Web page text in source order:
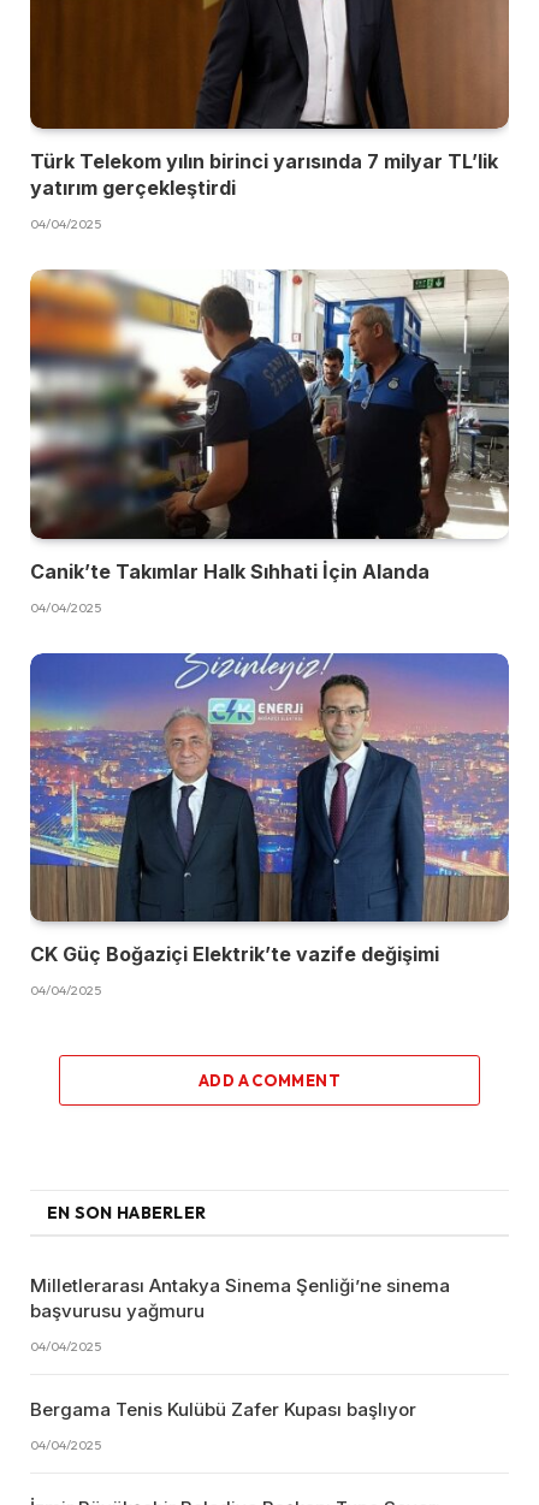
Türk Telekom yılın birinci yarısında 7 milyar TL’lik
yatırım gerçekleştirdi
04/04/2025
Canik’te Takımlar Halk Sıhhati İçin Alanda
04/04/2025
CK Güç Boğaziçi Elektrik’te vazife değişimi
04/04/2025
ADD A COMMENT
EN SON HABERLER
Milletlerarası Antakya Sinema Şenliği’ne sinema
başvurusu yağmuru
04/04/2025
Bergama Tenis Kulübü Zafer Kupası başlıyor
04/04/2025